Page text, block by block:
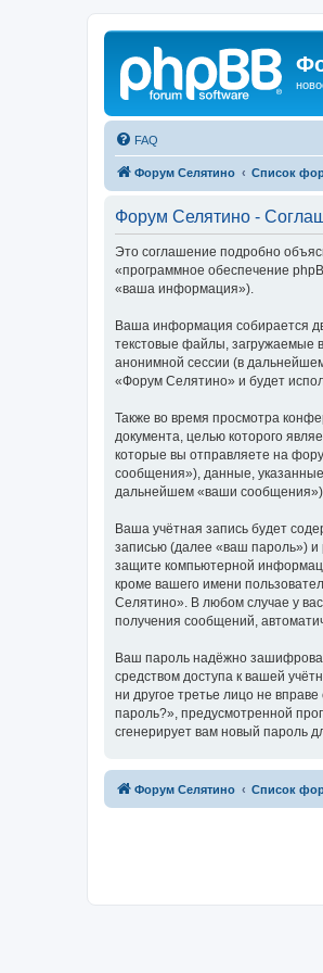
FAQ
Форум Селятино Список
Форум Селятино -
Это соглашение подробно
«программное обеспечение
«ваша информация»).
Ваша информация собирается
текстовые файлы, загружаемые
анонимной сессии (в
«Форум Селятино» и будет
Также во время просмотра
документа, целью которого
которые вы отправляете на
сообщения»), данные,
дальнейшем «ваши сообщения»).
Ваша учётная запись будет
записью (далее «ваш пароль»)
защите компьютерной
кроме вашего имени
Селятино». В любом случае у
получения сообщений,
Ваш пароль надёжно
средством доступа к вашей
ни другое третье лицо не
пароль?», предусмотренной
сгенерирует вам новый пароль
Форум Селятино Список